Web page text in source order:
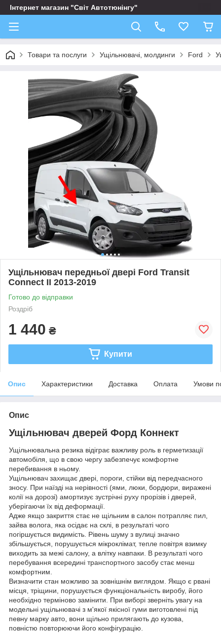
Інтернет магазин "Світ Автотюнінгу"
Товари та послуги Ущільнювачі, молдинги Ford
Ущільнювач передньої двері Ford Transit
Connect ІІ 2013-2019
Готово до відправки
Роздріб
1 440 ₴
Купити
Опис Характеристики Доставка Оплата Умови
Опис
Ущільнювач дверей Форд Коннект
Ущільнювальна резика відіграє важливу роль в герметизації
автомобіля, що в свою чергу забезпечує комфортне
перебивання в ньому.
Ущільнювач захищає двері, пороги, стійки від передчасного
зносу. При наїзді на нерівності (ями, люки, бордюри, виражені
колії на дорозі) амортизує зустрічні руху прорізів і дверей,
уберігаючи їх від деформації.
Адже якщо закриття стає не щільним в салон потрапляє пил,
зайва волога, яка осідає на склі, в результаті чого
погіршується видимість. Рівень шуму з вулиці значно
збільшується, порушується мікроклімат, тепле повітря взимку
виходить за межі салону, а влітку навпаки. В результаті чого
перебування всередині транспортного засобу стає менш
комфортним.
Визначити стан можливо за зовнішнім виглядом. Якщо є рвані
місця, тріщини, порушується функціональність виробу, його
необхідно терміново замінити. При виборі зверніть увагу на
модельні ущільнювачі з м'якої якісної гуми виготовлені під
певну марку авто, вони щільно прилягають до кузова,
повністю повторюючи його конфігурацію.